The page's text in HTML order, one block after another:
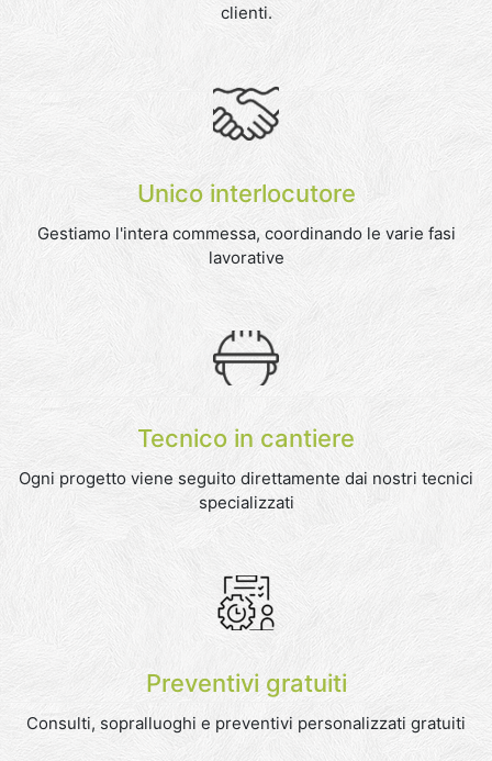
clienti.
Unico interlocutore
Gestiamo l'intera commessa, coordinando le varie fasi
lavorative
Tecnico in cantiere
Ogni progetto viene seguito direttamente dai nostri tecnici
specializzati
Preventivi gratuiti
Consulti, sopralluoghi e preventivi personalizzati gratuiti